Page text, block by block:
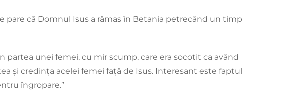
pare că Domnul Isus a rămas în Betania petrecând un timp
unei femei, cu mir scump, care era socotit ca având
și credința acelei femei față de Isus. Interesant este faptul
îngropare.”